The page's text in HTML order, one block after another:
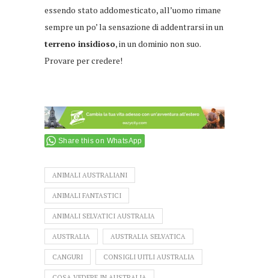
essendo stato addomesticato, all’uomo rimane
sempre un po’ la sensazione di addentrarsi in un
terreno insidioso, in un dominio non suo.
Provare per credere!
Share this on WhatsApp
ANIMALI AUSTRALIANI
ANIMALI FANTASTICI
ANIMALI SELVATICI AUSTRALIA
AUSTRALIA AUSTRALIA SELVATICA
CANGURI CONSIGLI UITLI AUSTRALIA